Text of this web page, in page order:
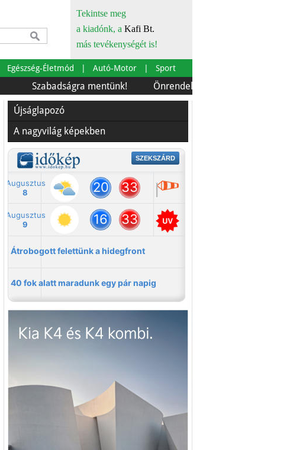
Tekintse meg
a kiadónk, a Kafi Bt.
más tevékenységét is!
Egészség-Életmód Autó-Motor Sport
Szabadságra mentünk! Önrendelkezés és szürkebarát
Újságlapozó
A nagyvilág képekben